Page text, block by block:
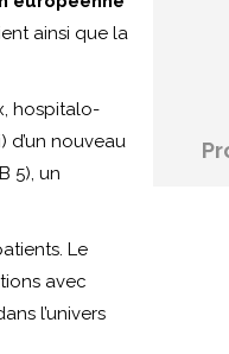
ainsi que la
hospitalo-
d’un nouveau
5), un
Le
avec
l’univers